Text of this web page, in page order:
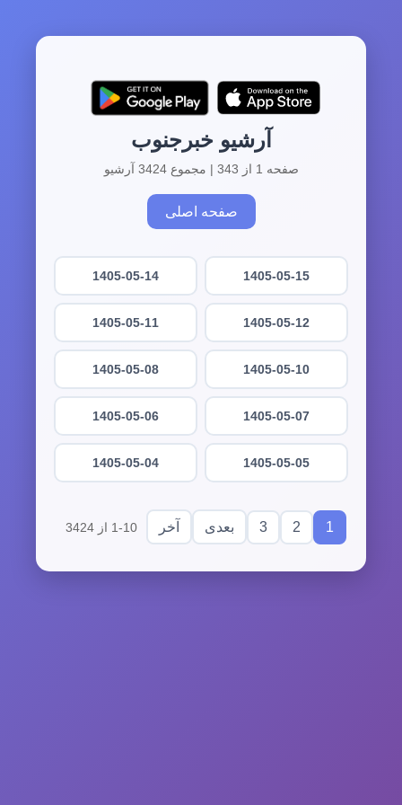
آرشیو خبرجنوب
صفحه 1 از 343 | مجموع 3424 آرشیو
صفحه اصلی
1405-05-15
1405-05-14
1405-05-12
1405-05-11
1405-05-10
1405-05-08
1405-05-07
1405-05-06
1405-05-05
1405-05-04
1
2
3 بعدی آخر 1-10 از 3424